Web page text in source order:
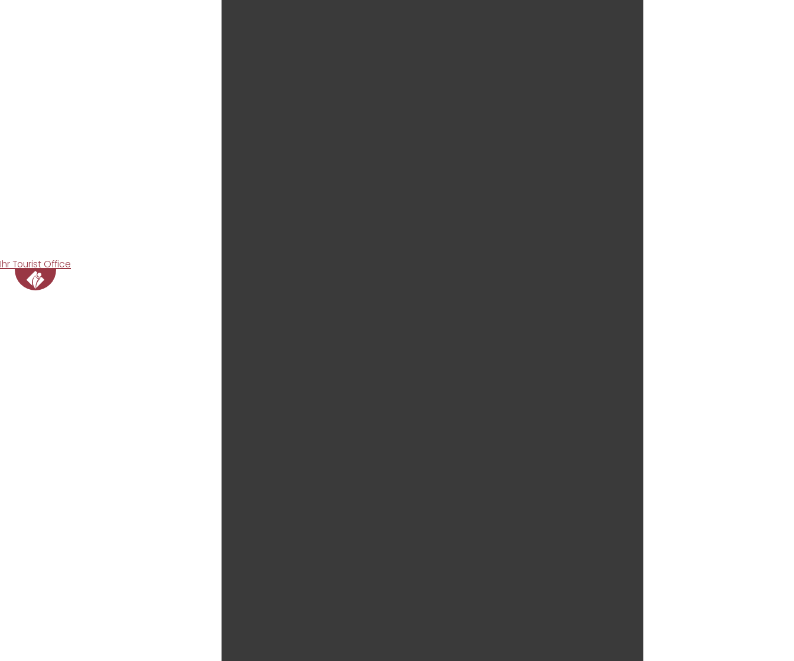
Ihr Tourist Office